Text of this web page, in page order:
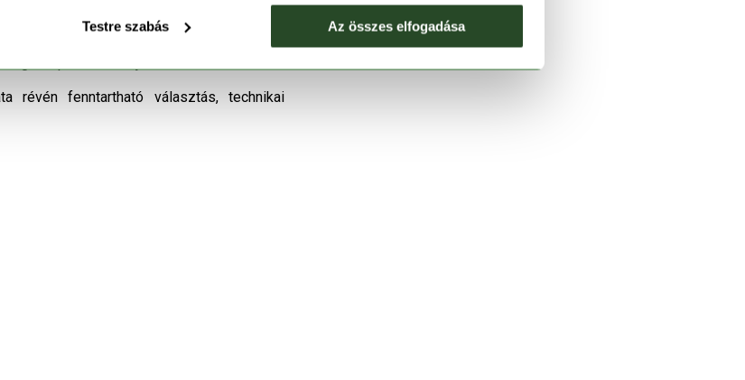
Testre szabás Az összes elfogadása
túrák szerelmeseinek, ahol a könnyű,
csapadékos időjárásban.
révén fenntartható választás, technikai